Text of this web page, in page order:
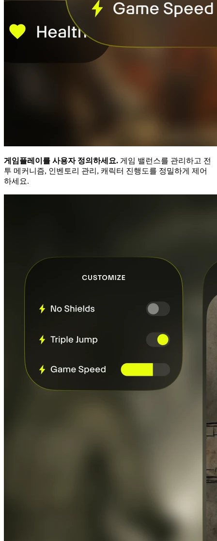
게임플레이를 사용자 정의하세요. 게임 밸런스를 관리하고 전
투 메커니즘, 인벤토리 관리, 캐릭터 진행도를 정밀하게 제어
하세요.